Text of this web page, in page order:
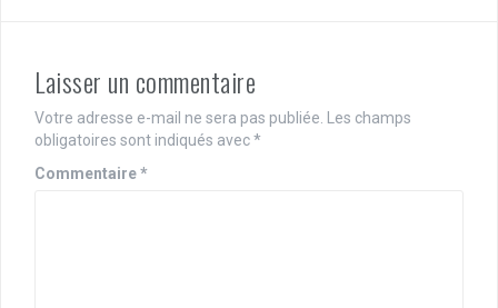
Laisser un commentaire
Votre adresse e-mail ne sera pas publiée.
Les champs
obligatoires sont indiqués avec*
Commentaire*